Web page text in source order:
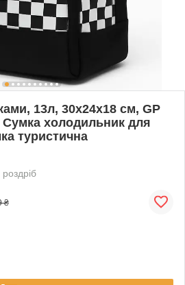
13л, 30x24x18 см, GP
Сумка холодильник для
туристична
роздріб
₴